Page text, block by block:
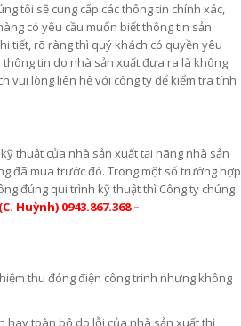
tôi sẽ cung cấp các thông tin chính xác,
có yêu cầu muốn biết thông tin sản
tiết, rõ ràng thì quý khách có quyền yêu
tin do nhà sản xuất đưa ra là không
vui lòng liên hệ với công ty để kiểm tra tính
thuật của nhà sản xuất tại hãng nhà sản
đã mua trước đó. Trong một số trường hợp
đúng qui trình kỹ thuật thì Công ty chúng
Huỳnh) 0943.867.368 –
thu đóng điện công trình nhưng không
hay toàn bộ do lỗi của nhà sản xuất thì